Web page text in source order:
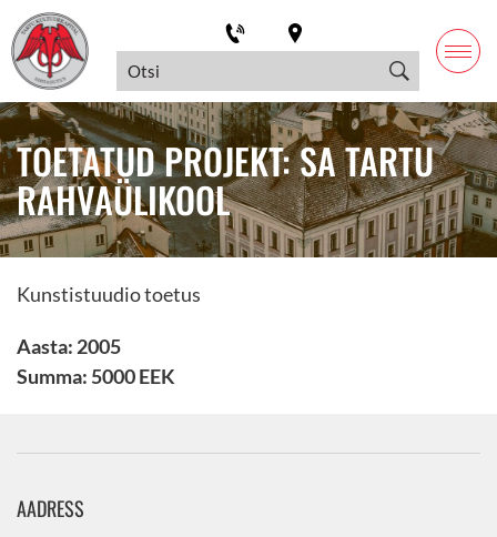
TOETATUD PROJEKT: SA TARTU
RAHVAÜLIKOOL
Kunstistuudio toetus
Aasta: 2005
Summa: 5000 EEK
AADRESS